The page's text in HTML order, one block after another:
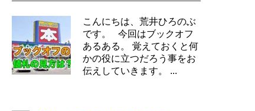
こんにちは、荒井ひろのぶ
です。 今回はブックオフ
あるある。 覚えておくと何
かの役に立つだろう事をお
伝えしていきます。 ...